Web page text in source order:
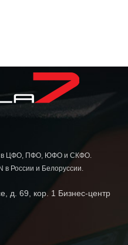
в ЦФО, ПФО, ЮФО и СКФО.
России и Белоруссии.
д. 69, кор. 1 Бизнес-центр